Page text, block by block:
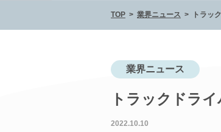
TOP 業界ニュース トラッ
業界ニュース
トラックドラ
2022.10.10